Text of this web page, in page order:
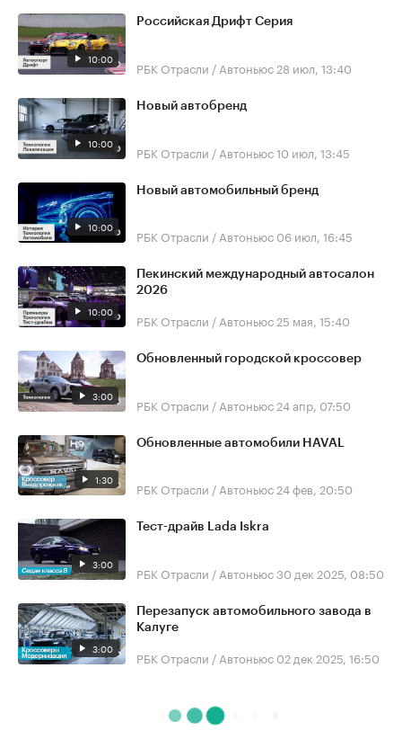
10:00
Российская Дрифт Серия
РБК Отрасли / Автоньюс 28 июл, 13:40
10:00
Новый автобренд
РБК Отрасли / Автоньюс10 июл, 13:45
10:00
Новый автомобильный бренд
РБК Отрасли / Автоньюс 06 июл, 16:45
10:00
Пекинский международный автосалон
2026
РБК Отрасли / Автоньюс 25 мая, 15:40
3:00
Обновленный городской кроссовер
РБК Отрасли / Автоньюс 24 апр, 07:50
1:30
Обновленные автомобили HAVAL
РБК Отрасли / Автоньюс 24 фев, 20:50
3:00
Тест-драйв Lada Iskra
РБК Отрасли / Автоньюс30 дек 2025, 08:50
3:00
Перезапуск автомобильного завода в
Калуге
РБК Отрасли / Автоньюс 02 дек 2025, 16:50